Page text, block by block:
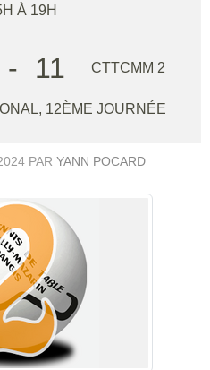
À 19H
- 11 CTTCMM 2
12ÈME JOURNÉE
PAR YANN POCARD